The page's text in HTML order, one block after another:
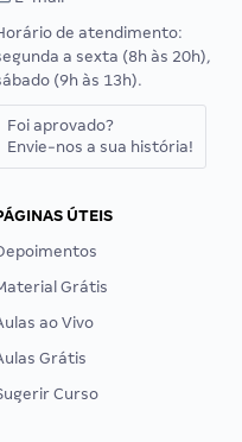
de atendimento:
a sexta (8h às 20h),
(9h às 13h).
Foi aprovado?
Envie-nos a sua história!
ÚTEIS
Grátis
ao Vivo
Grátis
Curso